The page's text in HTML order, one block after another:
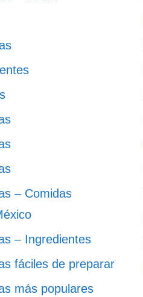
– Comidas
– Ingredientes
fáciles de preparar
más populares